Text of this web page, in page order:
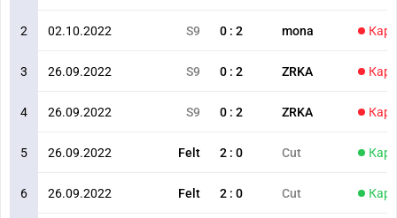
2 02.10.2022 S9 mona
0 : 2
3 26.09.2022 S9 ZRKA
0 : 2
4 26.09.2022 S9 ZRKA
0 : 2
5 26.09.2022 Felt Cut
2 : 0
6 26.09.2022 Felt Cut
2 : 0